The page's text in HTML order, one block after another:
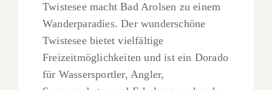
Twistesee macht Bad Arolsen zu einem
Wanderparadies. Der wunderschöne
Twistesee bietet vielfältige
Freizeitmöglichkeiten und ist ein Dorado
für Wassersportler, Angler,